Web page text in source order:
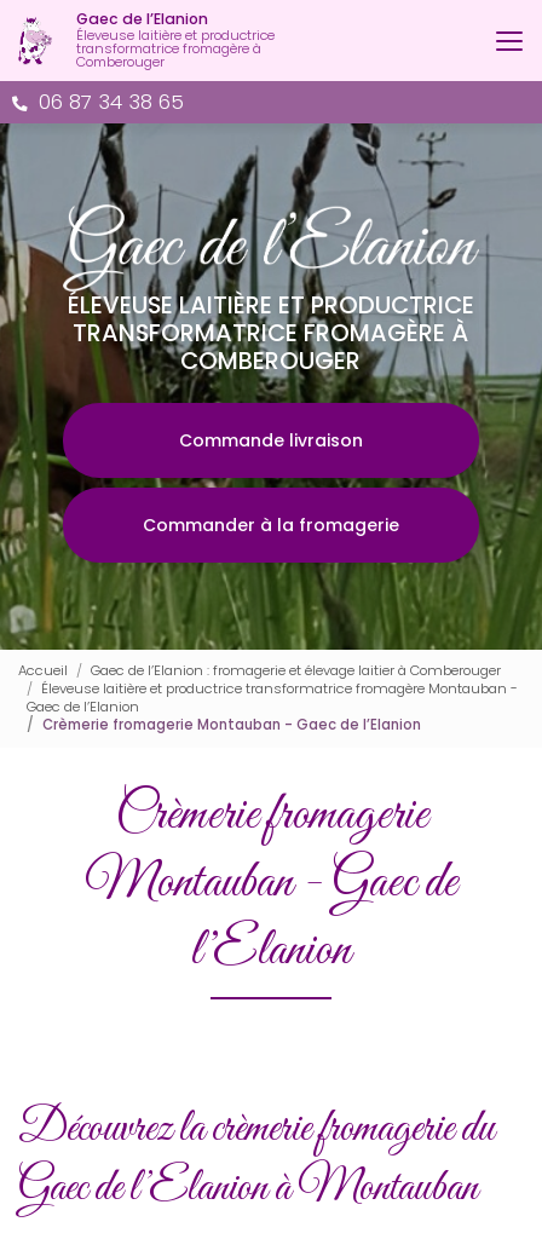
Aller
au
contenu
principal
06 87 34 38 65
Gaec de l’Elanion
Éleveuse laitière et productrice
transformatrice fromagère à
Comberouger
ÉLEVEUSE LAITIÈRE ET PRODUCTRICE
TRANSFORMATRICE FROMAGÈRE À
COMBEROUGER
Commande livraison
Commander à la fromagerie
Accueil
Gaec de l’Elanion : fromagerie et élevage laitier à Comberouger
Éleveuse laitière et productrice transformatrice fromagère Montauban -
Gaec de l’Elanion
Crèmerie fromagerie Montauban - Gaec de l’Elanion
Crèmerie fromagerie
Montauban - Gaec de
l’Elanion
Découvrez la crèmerie fromagerie du
Gaec de l’Elanion à Montauban